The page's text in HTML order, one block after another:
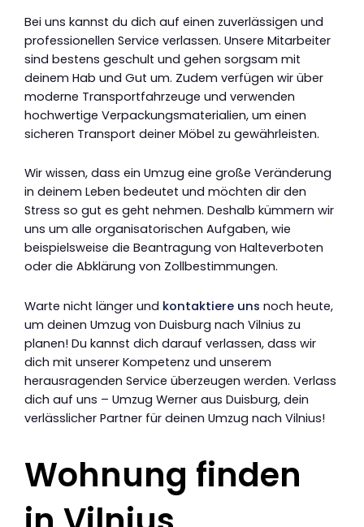
Bei uns kannst du dich auf einen zuverlässigen und
professionellen Service verlassen. Unsere Mitarbeiter
sind bestens geschult und gehen sorgsam mit
deinem Hab und Gut um. Zudem verfügen wir über
moderne Transportfahrzeuge und verwenden
hochwertige Verpackungsmaterialien, um einen
sicheren Transport deiner Möbel zu gewährleisten.
Wir wissen, dass ein Umzug eine große Veränderung
in deinem Leben bedeutet und möchten dir den
Stress so gut es geht nehmen. Deshalb kümmern wir
uns um alle organisatorischen Aufgaben, wie
beispielsweise die Beantragung von Halteverboten
oder die Abklärung von Zollbestimmungen.
Warte nicht länger und kontaktiere uns noch heute,
um deinen Umzug von Duisburg nach Vilnius zu
planen! Du kannst dich darauf verlassen, dass wir
dich mit unserer Kompetenz und unserem
herausragenden Service überzeugen werden. Verlass
dich auf uns – Umzug Werner aus Duisburg, dein
verlässlicher Partner für deinen Umzug nach Vilnius!
Wohnung finden